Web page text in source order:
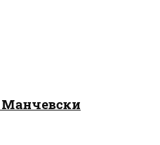
Манчевски